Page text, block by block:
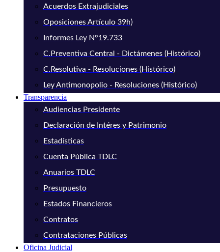
Acuerdos Extrajudiciales
Oposiciones Artículo 39h)
Informes Ley N°19.733
C.Preventiva Central - Dictámenes (Histórico)
C.Resolutiva - Resoluciones (Histórico)
Ley Antimonopolio - Resoluciones (Histórico)
Transparencia
Audiencias Presidente
Declaración de Intéres y Patrimonio
Estadísticas
Cuenta Pública TDLC
Anuarios TDLC
Presupuesto
Estados Financieros
Contratos
Contrataciones Públicas
Oficina Judicial